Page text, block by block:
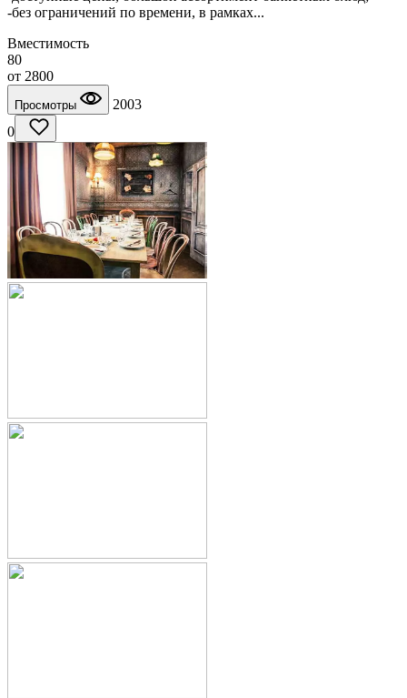
-без ограничений по времени, в рамках...
Вместимость
80
от 2800
Просмотры
2003
0